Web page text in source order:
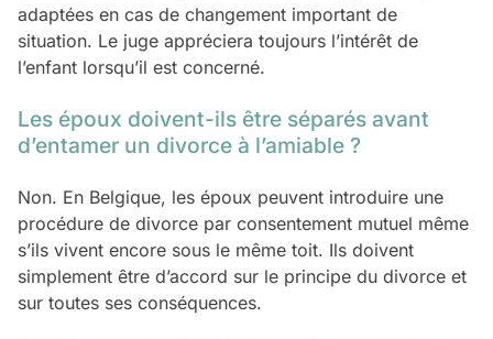
adaptées en cas de changement important de
situation. Le juge appréciera toujours l’intérêt de
l’enfant lorsqu’il est concerné.
Les époux doivent-ils être séparés avant
d’entamer un divorce à l’amiable ?
Non. En Belgique, les époux peuvent introduire une
procédure de divorce par consentement mutuel même
s’ils vivent encore sous le même toit. Ils doivent
simplement être d’accord sur le principe du divorce et
sur toutes ses conséquences.